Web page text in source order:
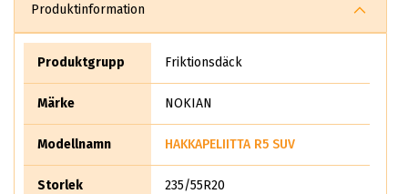
Produktinformation
Produktgrupp Friktionsdäck
Märke NOKIAN
Modellnamn HAKKAPELIITTA R5 SUV
Storlek 235/55R20